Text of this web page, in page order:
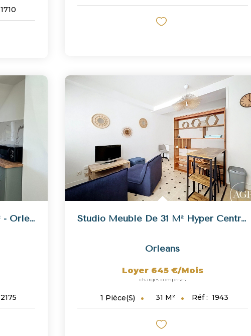
1710
Appartement 2 Pièces 32.97 M² - Orléans Proche Coligny
2175
Studio Meublé De 31 M² Hyper Centre D'Orléans
Orleans
Loyer 645 €/mois
charges comprises
1 Pièce(s) 31 M² Réf : 1943